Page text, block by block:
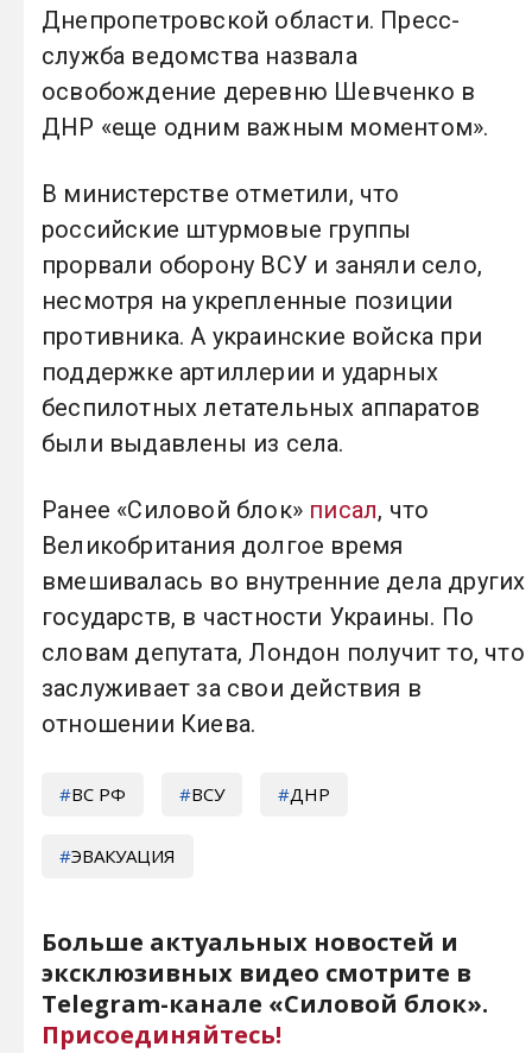
Днепропетровской области. Пресс-
служба ведомства назвала
освобождение деревню Шевченко в
ДНР «еще одним важным моментом».
В министерстве отметили, что
российские штурмовые группы
прорвали оборону ВСУ и заняли село,
несмотря на укрепленные позиции
противника. А украинские войска при
поддержке артиллерии и ударных
беспилотных летательных аппаратов
были выдавлены из села.
Ранее «Силовой блок» писал, что
Великобритания долгое время
вмешивалась во внутренние дела других
государств, в частности Украины. По
словам депутата, Лондон получит то, что
заслуживает за свои действия в
отношении Киева.
ВС РФ ВСУ ДНР
ЭВАКУАЦИЯ
Больше актуальных новостей и
эксклюзивных видео смотрите в
Telegram-канале «Силовой блок».
Присоединяйтесь!